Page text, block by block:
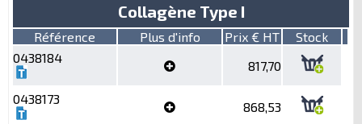
Collagène Type I
Référence Plus d'info Prix € HT
Stock
0438184
817,70
0438173
868,53